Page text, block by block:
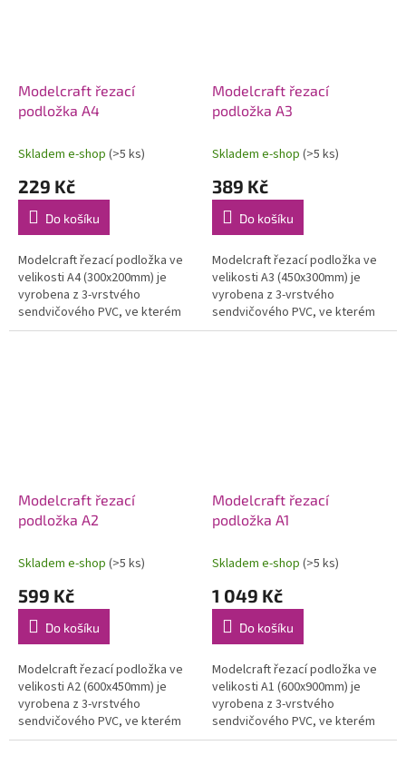
Modelcraft řezací
podložka A4
Skladem e-shop (>5 ks)
229 Kč
Do košíku
Modelcraft řezací podložka ve
velikosti A4 (300x200mm) je
vyrobena z 3-vrstvého
sendvičového PVC, ve kterém
neznikají trhliny ani deformace.
Modelcraft řezací
podložka A3
Skladem e-shop (>5 ks)
389 Kč
Do košíku
Modelcraft řezací podložka ve
velikosti A3 (450x300mm) je
vyrobena z 3-vrstvého
sendvičového PVC, ve kterém
neznikají trhliny ani deformace.
Modelcraft řezací
podložka A2
Skladem e-shop (>5 ks)
599 Kč
Do košíku
Modelcraft řezací podložka ve
velikosti A2 (600x450mm) je
vyrobena z 3-vrstvého
sendvičového PVC, ve kterém
neznikají trhliny ani deformace.
Modelcraft řezací
podložka A1
Skladem e-shop (>5 ks)
1 049 Kč
Do košíku
Modelcraft řezací podložka ve
velikosti A1 (600x900mm) je
vyrobena z 3-vrstvého
sendvičového PVC, ve kterém
neznikají trhliny ani deformace.